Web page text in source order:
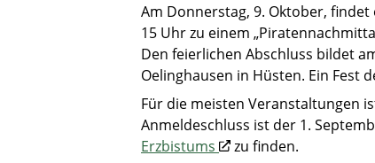
Am Donnerstag, 9. Oktober, findet
15 Uhr zu einem
Den feierlichen Abschluss bildet
Oelinghausen in Hüsten. Ein Fest
Für die meisten Veranstaltungen
Anmeldeschluss ist der 1.
Erzbistums
zu finden.